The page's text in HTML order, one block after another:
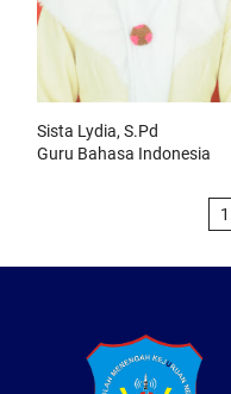
Sista Lydia, S.Pd
Guru Bahasa Indonesia
1